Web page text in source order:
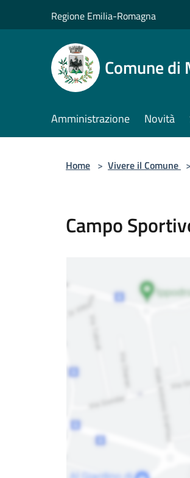
Regione Emilia-Romagna
Comune
Amministrazione Novità
Home > Vivere il Comune >
Campo